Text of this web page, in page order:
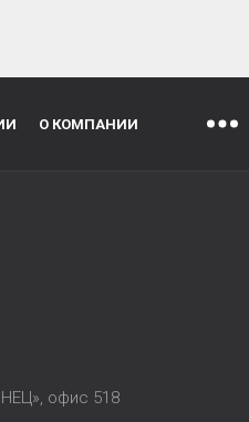
О КОМПАНИИ
офис 518